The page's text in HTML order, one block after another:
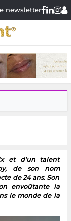
newsletter
et d’un talent
de son nom
de 24 ans. Son
envoûtante la
le monde de la